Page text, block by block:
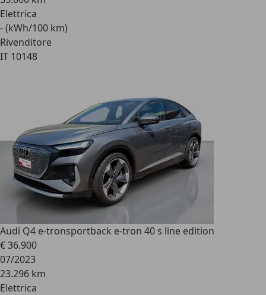
Elettrica
- (kWh/100 km)
Rivenditore
IT 10148
Audi Q4 e-tronsportback e-tron 40 s line edition
€ 36.900
07/2023
23.296 km
Elettrica